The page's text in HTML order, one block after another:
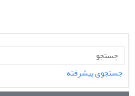
جستجوی پیشرفته